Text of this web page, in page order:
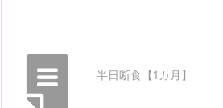
半日断食【1カ月】